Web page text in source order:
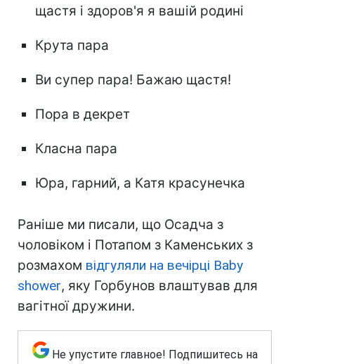
щастя і здоров'я я вашій родині
Крута пара
Ви супер пара! Бажаю щастя!
Пора в декрет
Класна пара
Юра, гарний, а Катя красунечка
Раніше ми писали, що Осадча з
чоловіком і Потапом з Каменських з
розмахом відгуляли на вечірці Baby
shower, яку Горбунов влаштував для
вагітної дружини.
Не упустите главное! Подпишитесь на